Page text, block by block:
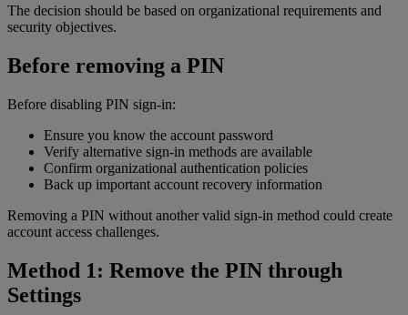
The decision should be based on organizational requirements and
security objectives.
Before removing a PIN
Before disabling PIN sign-in:
Ensure you know the account password
Verify alternative sign-in methods are available
Confirm organizational authentication policies
Back up important account recovery information
Removing a PIN without another valid sign-in method could create
account access challenges.
Method 1: Remove the PIN through
Settings